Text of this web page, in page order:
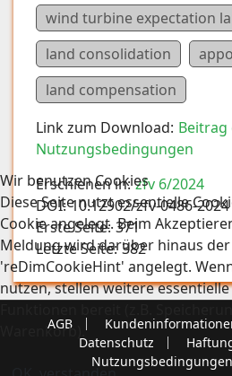
wind turbine expectation
land consolidation
land compensation
Link zum Download:
Nutzungsbedingungen
Erschienen in: zfv 6/2024
DOI: 10.12902/zfv-0486-2024
Erste Seite: 371
Letzte Seite: 382
AGB
Datenschutz
Nutzungsbedingungen
Wir benutzen Cookies
Diese Seite nutzt essentielle
Cookie angelegt. Beim
Meldung wird darüber hinaus der
'reDimCookieHint' angelegt.
nutzen, stellen weitere
Warenkorb).